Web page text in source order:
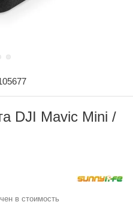
DJI Mavic Mini /
в стоимость